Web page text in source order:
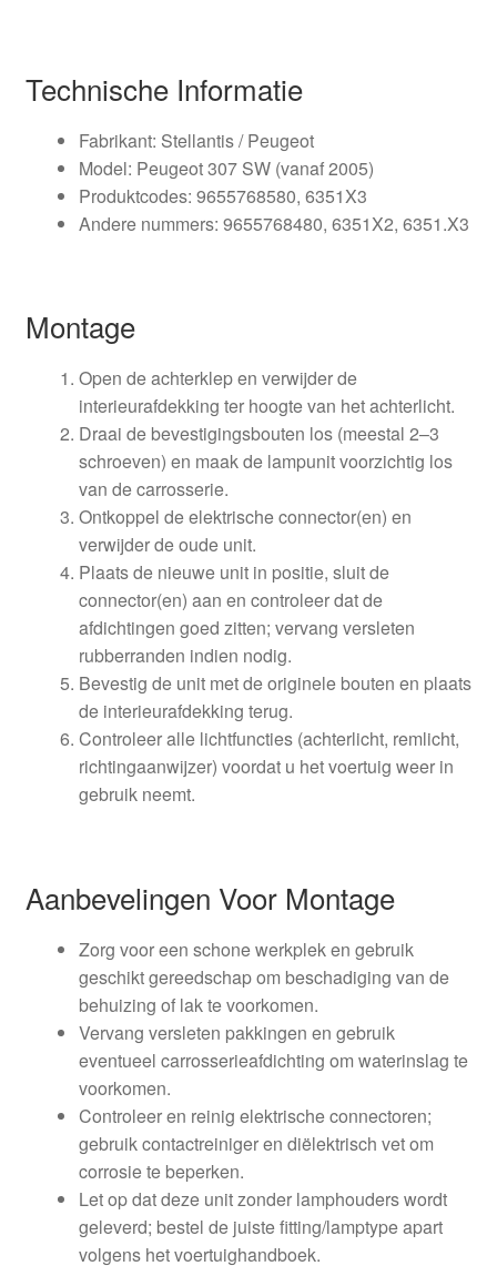
Technische Informatie
Fabrikant: Stellantis / Peugeot
Model: Peugeot 307 SW (vanaf 2005)
Produktcodes: 9655768580, 6351X3
Andere nummers: 9655768480, 6351X2, 6351.X3
Montage
Open de achterklep en verwijder de
interieurafdekking ter hoogte van het achterlicht.
Draai de bevestigingsbouten los (meestal 2–3
schroeven) en maak de lampunit voorzichtig los
van de carrosserie.
Ontkoppel de elektrische connector(en) en
verwijder de oude unit.
Plaats de nieuwe unit in positie, sluit de
connector(en) aan en controleer dat de
afdichtingen goed zitten; vervang versleten
rubberranden indien nodig.
Bevestig de unit met de originele bouten en plaats
de interieurafdekking terug.
Controleer alle lichtfuncties (achterlicht, remlicht,
richtingaanwijzer) voordat u het voertuig weer in
gebruik neemt.
Aanbevelingen Voor Montage
Zorg voor een schone werkplek en gebruik
geschikt gereedschap om beschadiging van de
behuizing of lak te voorkomen.
Vervang versleten pakkingen en gebruik
eventueel carrosserieafdichting om waterinslag te
voorkomen.
Controleer en reinig elektrische connectoren;
gebruik contactreiniger en diëlektrisch vet om
corrosie te beperken.
Let op dat deze unit zonder lamphouders wordt
geleverd; bestel de juiste fitting/lamptype apart
volgens het voertuighandboek.